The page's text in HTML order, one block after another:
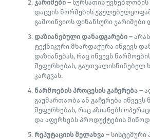
ჯარიმები – სურსათის
დაცვის ნორმების
გამოიწვიოს ფინანსური ჯარიმები
დაზიანებული დანადგარები –
ტექნიკური მხარდაჭერა იწვევს
დაზიანებას, რაც იწვევს
შეფერხებას, გაუთვალისწინებელ
კარგვას.
წარმოების პროცესის გაჩერება –
გაუმართაობა ან გაჩერება იწვევს
შეფერხებას, რაც აზიანებს
და აფერხებს პროდუქტების
რეპუტაციის შელახვა –